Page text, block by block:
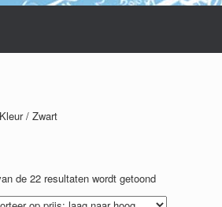
/ Zwart
de 22 resultaten wordt getoond